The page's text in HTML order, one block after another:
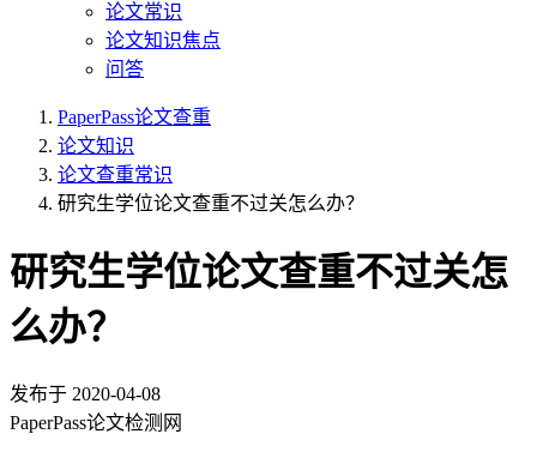
论文常识
论文知识焦点
问答
PaperPass论文查重
论文知识
论文查重常识
研究生学位论文查重不过关怎么办？
研究生学位论文查重不过关怎
么办？
发布于 2020-04-08
PaperPass论文检测网